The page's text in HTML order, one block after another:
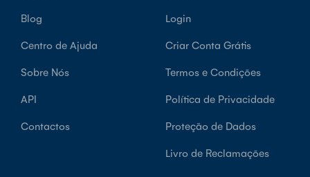
Blog
Centro de Ajuda
Sobre Nós
API
Contactos
Login
Criar Conta Grátis
Termos e Condições
Política de Privacidade
Proteção de Dados
Livro de Reclamações